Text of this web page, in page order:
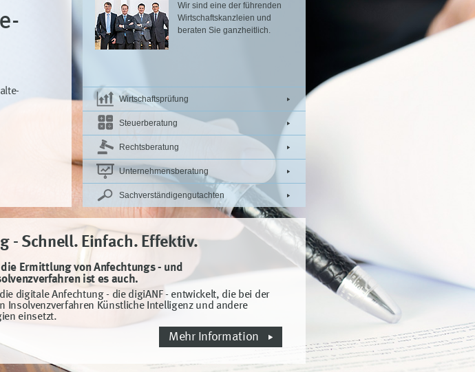
Wir sind eine der führenden
Wirtschaftskanzleien und
beraten Sie ganzheitlich.
Wirtschaftsprüfung
Steuerberatung
Rechtsberatung
Unternehmensberatung
Sachverständigengutachten
- Schnell. Einfach. Effektiv.
Ermittlung von Anfechtungs - und
ist es auch.
digitale Anfechtung - die digiANF - entwickelt, die bei der
Insolvenzverfahren Künstliche Intelligenz und andere
einsetzt.
Mehr Information